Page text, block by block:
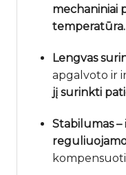
mechaniniai
temperatūra.
Lengvas
apgalvoto ir
jį surinkti
Stabilumas –